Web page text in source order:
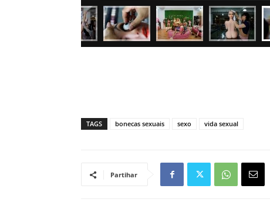
TAGS bonecas sexuais sexo vida sexual
Partihar